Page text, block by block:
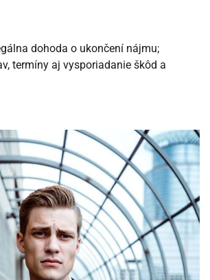
dohoda o ukončení nájmu;
termíny aj vysporiadanie škôd a